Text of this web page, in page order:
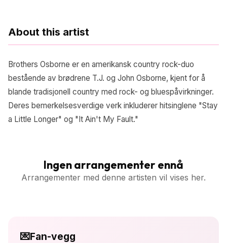
About this artist
Brothers Osborne er en amerikansk country rock-duo
bestående av brødrene T.J. og John Osborne, kjent for å
blande tradisjonell country med rock- og bluespåvirkninger.
Deres bemerkelsesverdige verk inkluderer hitsinglene "Stay
a Little Longer" og "It Ain't My Fault."
Ingen arrangementer ennå
Arrangementer med denne artisten vil vises her.
💌Fan-vegg